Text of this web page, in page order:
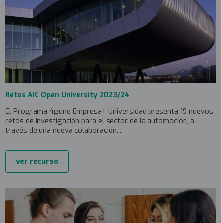
Retos AIC Open University 2023/24
El Programa 4gune Empresa+ Universidad presenta 19 nuevos
retos de investigación para el sector de la automoción, a
través de una nueva colaboración...
ver recurso